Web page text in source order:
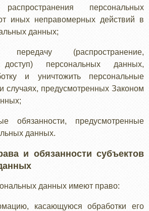
распространения персональных
иных неправомерных действий в
данных;
(распространение,
доступ) персональных данных,
и уничтожить персональные
случаях, предусмотренных Законом
обязанности, предусмотренные
данных.
и обязанности субъектов
данных имеют право:
касающуюся обработки его